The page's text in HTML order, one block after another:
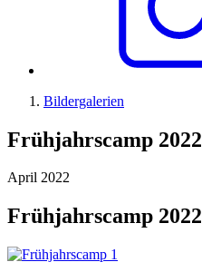
Bildergalerien
Frühjahrscamp 2022
April 2022
Frühjahrscamp 2022